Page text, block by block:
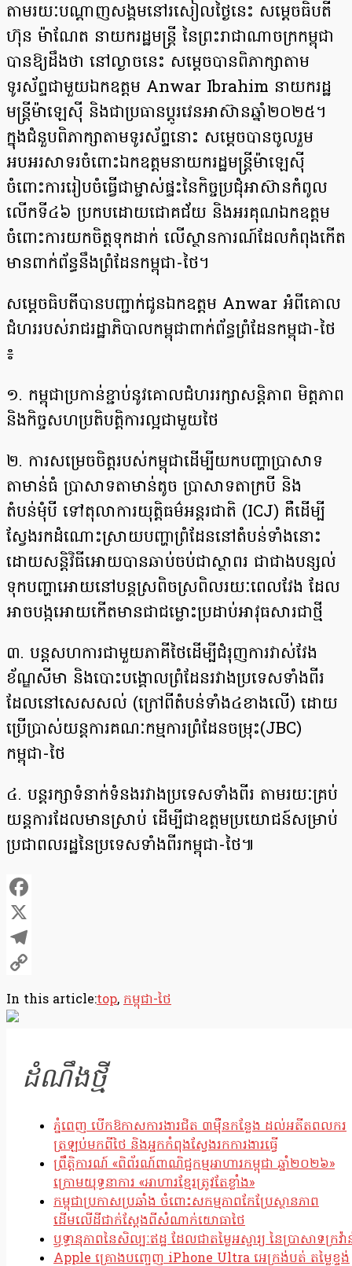
តាម​រយៈបណ្តាញ​សង្គម​នៅរសៀលថ្ងៃនេះ សម្តេចធិបតី
ហ៊ុន ម៉ាណែត នាយករដ្ឋមន្រ្តី​ នៃព្រះរាជាណាចក្រ​កម្ពុជា
បាន​ឱ្យ​ដឹងថា នៅ​ល្ងាចនេះ សម្តេចបានពិភាក្សាតាម
ទូរស័ព្ទជាមួយឯកឧត្តម Anwar Ibrahim នាយករដ្ឋ
មន្ត្រីម៉ាឡេស៊ី និងជាប្រធានប្តូរវេនអាស៊ានឆ្នាំ២០២៥។
ក្នុងជំនួបពិភាក្សាតាមទូរស័ព្ទនោះ សម្តេច​បានចូលរួម
អបអរសាទរចំពោះឯកឧត្តមនាយករដ្ឋមន្ត្រីម៉ាឡេស៊ី
ចំពោះការរៀបចំធ្វើជាម្ចាស់ផ្ទះនៃកិច្ចប្រជុំអាស៊ានកំពូល
លើកទី៤៦ ប្រកបដោយជោគជ័យ និងអរគុណឯកឧត្តម
ចំពោះការយកចិត្តទុកដាក់ លើស្ថានការណ៍ដែលកំពុងកើត
មានពាក់ព័ន្ធនឹងព្រំដែនកម្ពុជា-ថៃ។
សម្តេចធិបតីបានបញ្ជាក់ជូនឯកឧត្តម Anwar អំពីគោល
ជំហររបស់រាជរដ្ឋាភិបាលកម្ពុជាពាក់ព័ន្ធព្រំដែនកម្ពុជា-ថៃ
៖
១. កម្ពុជាប្រកាន់ខ្ជាប់នូវគោលជំហររក្សាសន្តិភាព មិត្តភាព
និងកិច្ចសហប្រតិបត្តិការល្អជាមួយថៃ
២. ការសម្រេចចិត្តរបស់កម្ពុជាដើម្បីយកបញ្ហាប្រាសាទ
តាមាន់ធំ ប្រាសាទតាមាន់តូច ប្រាសាទតាក្របី និង
តំបន់មុំបី ទៅតុលាការយុត្តិធម៌អន្តរជាតិ (ICJ) គឺដើម្បី
ស្វែងរកដំណោះស្រាយបញ្ហាព្រំដែននៅតំបន់ទាំងនោះ
ដោយសន្តិវិធីអោយបានឆាប់ចប់ជាស្ថាពរ ជាជាងបន្សល់
ទុកបញ្ហាអោយនៅបន្តស្រពិចស្រពិលរយៈពេលវែង ដែល
អាចបង្កអោយកើតមានជាជម្លោះប្រដាប់អាវុធសារជាថ្មី
៣. បន្តសហការជាមួយភាគីថៃដើម្បីជំរុញការវាស់វែង
ខ័ណ្ឌសីមា និងបោះបង្គោលព្រំដែនរវាងប្រទេសទាំងពីរ
ដែលនៅសេសសល់ (ក្រៅពីតំបន់ទាំង៤ខាងលើ) ដោយ
ប្រើប្រាស់យន្តការគណៈកម្មការព្រំដែនចម្រុះ(JBC)
កម្ពុជា-ថៃ
៤. បន្តរក្សាទំនាក់ទំនងរវាងប្រទេសទាំងពីរ តាមរយៈគ្រប់
យន្តការដែលមានស្រាប់ ដើម្បីជាឧត្តមប្រយោជន៍សម្រាប់
ប្រជាពលរដ្ឋនៃប្រទេសទាំងពីរកម្ពុជា-ថៃ៕
Facebook
X
Telegram
Link
In this article:top, កម្ពុជា-ថៃ
ដំណឹងថ្មី
ភ្នំពេញ បើកឱកាសការងារជិត ៣ម៉ឺនកន្លែង ដល់អតីតពលករ
ត្រឡប់មកពីថៃ និងអ្នកកំពុងស្វែងរកការងារធ្វើ
ព្រឹត្តិការណ៍ «ពិព័រណ៍ពាណិជ្ជកម្មអាហារកម្ពុជា ឆ្នាំ២០២៦»
ក្រោមយុទ្ធនាការ «អាហារខ្មែរត្រូវតែខ្លាំង»
កម្ពុជាប្រកាសប្រឆាំង ចំពោះសកម្មភាពកែប្រែស្ថានភាព
ដើមលើដីជាក់ស្តែងពីសំណាក់យោធាថៃ
ឫទ្ធានុភាពនៃសិល្បៈឥដ្ឋ ដែលជាតម្លៃអស្ចារ្យ នៃប្រាសាទក្រវ៉
Apple គ្រោងបញ្ចេញ iPhone Ultra អេក្រង់បត់ តម្លៃខ្ទង់